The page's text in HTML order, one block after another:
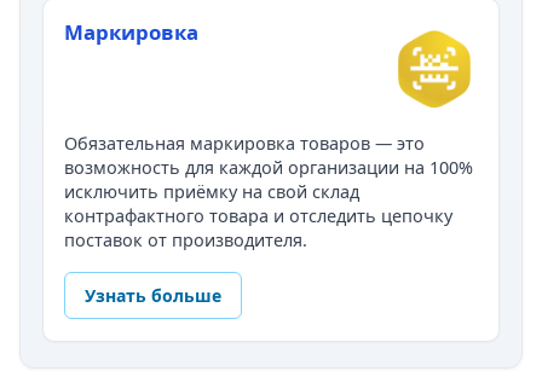
Маркировка
Обязательная маркировка товаров — это
возможность для каждой организации на 100%
исключить приёмку на свой склад
контрафактного товара и отследить цепочку
поставок от производителя.
Узнать больше